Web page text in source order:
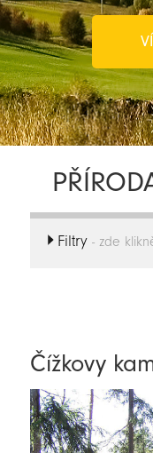
Filtry- zde
Čížkovy